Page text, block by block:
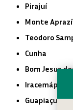
Pirajuí
Monte
Teodoro
Cunha
Bom Jesus
Iracemápolis
Guapiaçu